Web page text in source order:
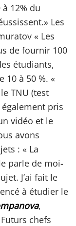
12% du
Les
« Les
de fournir 100
étudiants,
10 à 50 %. «
TNU (test
pris
vidéo et le
avons
: « La
parle de moi-
J’ai fait le
à étudier le
,
chefs